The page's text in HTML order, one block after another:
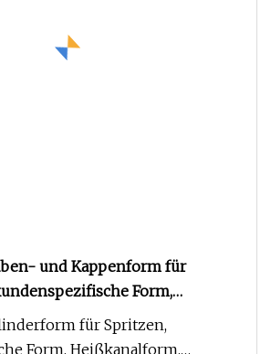
und Kappenform für
Form,
für Spritzen,
Form, Heißkanalform,